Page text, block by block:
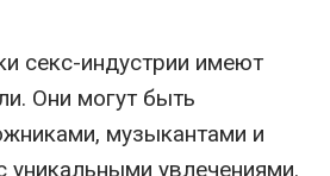
секс-индустрии имеют
Они могут быть
музыкантами и
увлечениями.